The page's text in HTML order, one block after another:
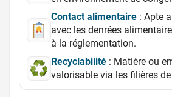
Contact alimentaire : Apte
avec les denrées
à la réglementation.
Recyclabilité : Matière ou
valorisable via les filières